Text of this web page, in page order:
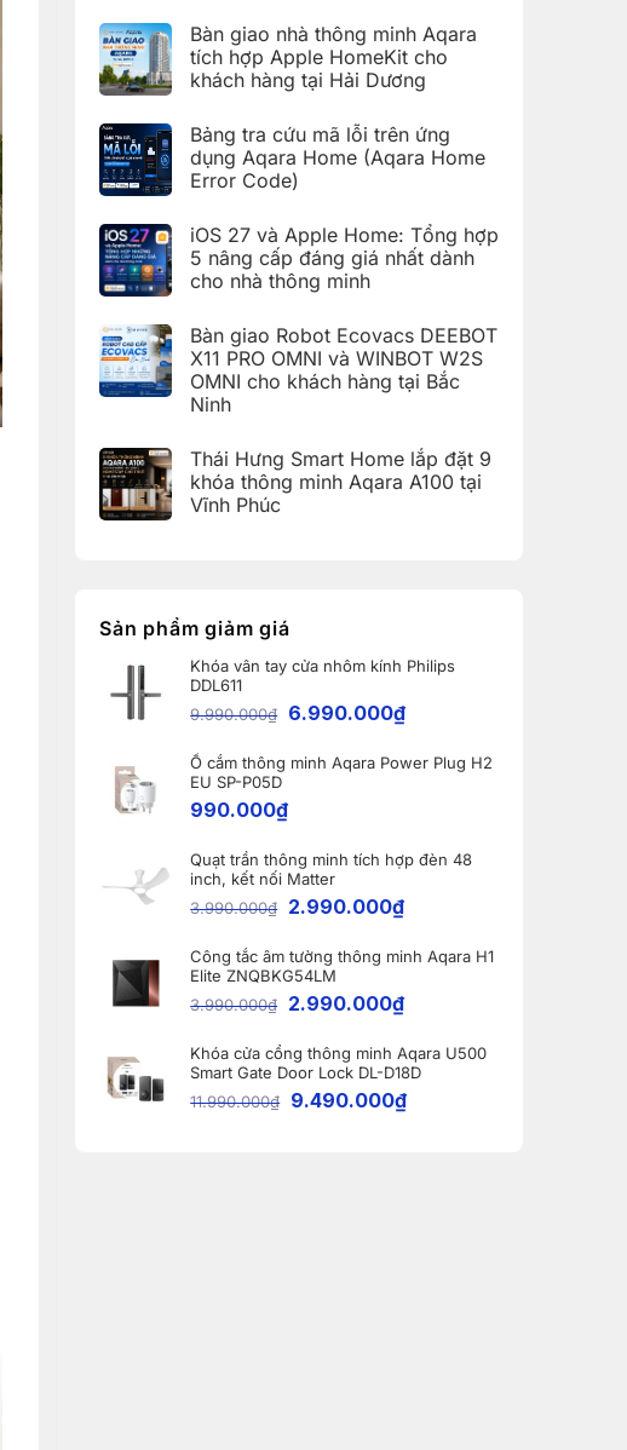
Aqara
Home
thống
nhà
thông
minh
khách
hàng
tại
KDT
Hà
Nội
bình
luận
ở
Hoàn
giao
nhà
thông
minh
Aqara
khách
hàng
tại
KDT
Ecopark,
Hưng
Yên
Bàn giao nhà thông minh Aqara
tích hợp Apple HomeKit cho
khách hàng tại Hải Dương
bình
luận
ở
Bàn
thông
minh
Aqara
tích
hợp
HomeKit
cho
khách
hàng
tại
Hải
Bảng tra cứu mã lỗi trên ứng
dụng Aqara Home (Aqara Home
Error Code)
bình
luận
ở
Bảng
mã
lỗi
trên
ứng
dụng
Aqara
Home
Error
Code)
iOS 27 và Apple Home: Tổng hợp
5 nâng cấp đáng giá nhất dành
cho nhà thông minh
bình
luận
ở
iOS
27
và
Home:
Tổng
hợp
5
nâng
thông
Bàn giao Robot Ecovacs DEEBOT
X11 PRO OMNI và WINBOT W2S
OMNI cho khách hàng tại Bắc
Ninh
bình
luận
ở
Bàn
OMNI
và
W2S
OMNI
cho
khách
Bắc
Ninh
Thái Hưng Smart Home lắp đặt 9
khóa thông minh Aqara A100 tại
Vĩnh Phúc
Hưng
Smart
lắp
đặt
khóa
minh
Aqara
A100
Vĩnh
Sản phẩm giảm giá
Khóa vân tay cửa nhôm kính Philips
DDL611
9.990.000₫ 6.990.000₫
Ổ cắm thông minh Aqara Power Plug H2
EU SP-P05D
990.000₫
Quạt trần thông minh tích hợp đèn 48
inch, kết nối Matter
3.990.000₫ 2.990.000₫
Công tắc âm tường thông minh Aqara H1
Elite ZNQBKG54LM
3.990.000₫ 2.990.000₫
Khóa cửa cổng thông minh Aqara U500
Smart Gate Door Lock DL-D18D
11.990.000₫ 9.490.000₫